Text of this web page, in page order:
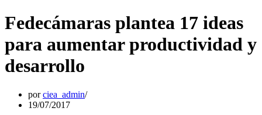
Fedecámaras plantea 17 ideas
para aumentar productividad y
desarrollo
porciea_admin
19/07/2017